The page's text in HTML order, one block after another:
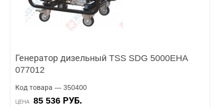
Генератор дизельный TSS SDG 5000EHA
077012
Код товара — 350400
ЦЕНА
85 536 РУБ.